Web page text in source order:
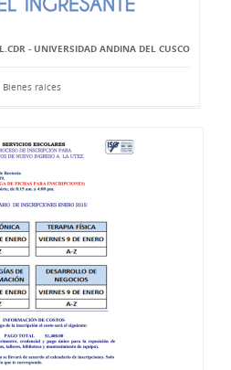
- UNIVERSIDAD ANDINA DEL CUSCO
Bienes raíces